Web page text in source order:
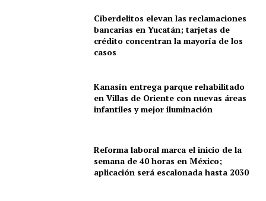
Ciberdelitos elevan las reclamaciones
bancarias en Yucatán; tarjetas de
crédito concentran la mayoría de los
casos
Kanasín entrega parque rehabilitado
en Villas de Oriente con nuevas áreas
infantiles y mejor iluminación
Reforma laboral marca el inicio de la
semana de 40 horas en México;
aplicación será escalonada hasta 2030